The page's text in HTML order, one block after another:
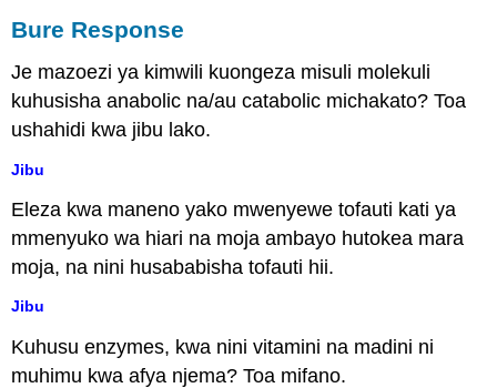
Bure Response
Je mazoezi ya kimwili kuongeza misuli molekuli
kuhusisha anabolic na/au catabolic michakato? Toa
ushahidi kwa jibu lako.
Jibu
Eleza kwa maneno yako mwenyewe tofauti kati ya
mmenyuko wa hiari na moja ambayo hutokea mara
moja, na nini husababisha tofauti hii.
Jibu
Kuhusu enzymes, kwa nini vitamini na madini ni
muhimu kwa afya njema? Toa mifano.